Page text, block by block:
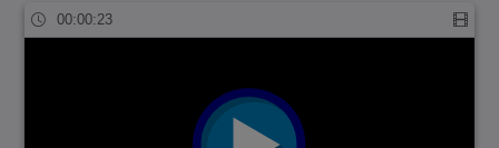
00:00:23